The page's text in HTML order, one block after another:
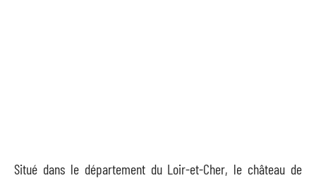
Situé dans le département du Loir-et-Cher, le château de